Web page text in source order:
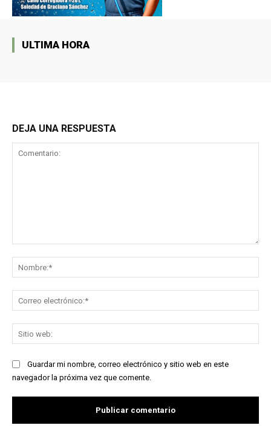
ULTIMA HORA
DEJA UNA RESPUESTA
Guardar mi nombre, correo electrónico y sitio web en este
navegador la próxima vez que comente.